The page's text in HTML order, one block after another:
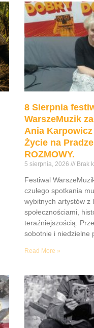
8 Sierpnia
WarszeMuzik
Ania
Życie na
ROZMOWY.
5 sierpnia, 2026 Brak
Festiwal
czułego spotkania
wybitnych artystów z
społecznościami,
teraźniejszością.
sobotnie i niedzielne
Read More »